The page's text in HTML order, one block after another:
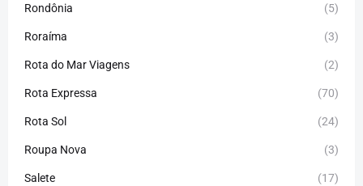
Rondônia (5)
Roraíma (3)
Rota do Mar Viagens (2)
Rota Expressa (70)
Rota Sol (24)
Roupa Nova (3)
Salete (17)